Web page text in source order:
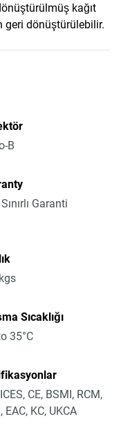
kağıt
geri dönüştürülebilir.
B
Garanti
Sıcaklığı
35°C
CE, BSMI, RCM,
EAC, KC, UKCA